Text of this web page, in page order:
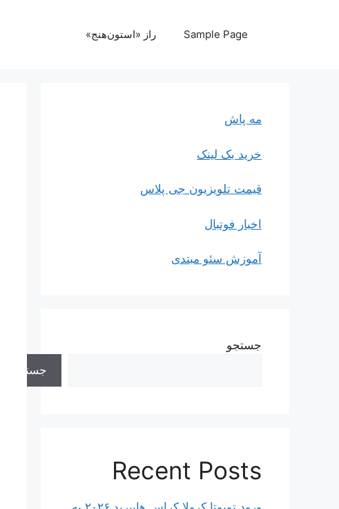
Sample Page راز «استون‌هنج»
مه پاش
خرید بک لینک
قیمت تلویزیون جی پلاس
اخبار فوتبال
آموزش سئو مبتدی
جستجو
جستجو
Recent Posts